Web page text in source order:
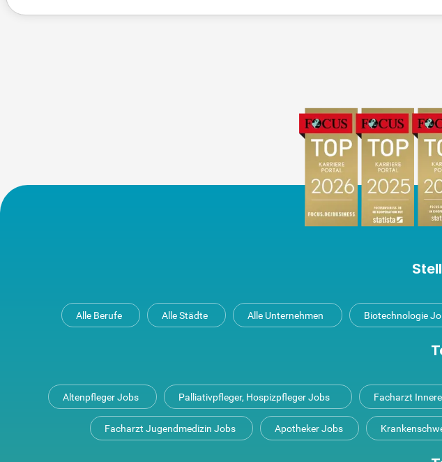
Alle Berufe Alle Städte Alle Unternehmen Biotechnologie
Altenpfleger Jobs Palliativpfleger, Hospizpfleger Jobs Facharzt
Facharzt Jugendmedizin Jobs Apotheker Jobs